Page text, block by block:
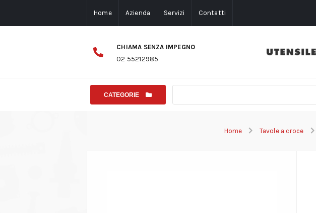
Home Azienda Servizi Contatti
CHIAMA SENZA IMPEGNO
02 55212985
CATEGORIE
Home Tavole a croce